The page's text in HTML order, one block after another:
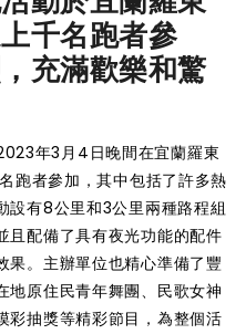
千名跑者參
充滿歡樂和驚
年3月4日晚間在宜蘭羅東
跑者參加，其中包括了許多熱
設有8公里和3公里兩種路程組
且配備了具有夜光功能的配件
果。主辦單位也精心準備了豐
地原住民青年舞團、民歌女神
彩抽獎等精彩節目，為整個活